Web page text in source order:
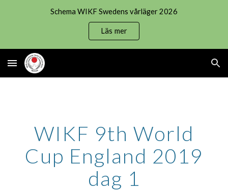
Schema WIKF Swedens vårläger 2026
Läs mer
WIKF 9th World
Cup England 2019
dag 1